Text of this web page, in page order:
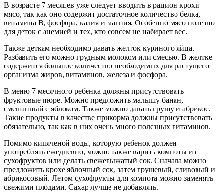
В возрасте 7 месяцев уже следует вводить в рацион крохи
мясо, так как оно содержит достаточное количество белка,
витамина B, фосфора, калия и магния. Особенно мясо полезно
для деток с анемией и тех, кто совсем не набирает вес.
Также деткам необходимо давать желток куриного яйца.
Разбавить его можно грудным молоком или смесью. В желтке
содержится большое количество необходимых для растущего
организма жиров, витаминов, железа и фосфора.
В меню 7 месячного ребенка должны присутствовать
фруктовые пюре. Можно предложить малышу банан,
смешанный с яблоком. Также можно давать грушу и абрикос.
Такие продукты в качестве прикорма должны присутствовать
обязательно, так как в них очень много полезных витаминов.
Помимо кипяченой воды, которую ребенок должен
употреблять ежедневно, можно также варить компоты из
сухофруктов или делать свежевыжатый сок. Сначала можно
предложить крохе яблочный сок, затем грушевый, сливовый и
абрикосовый. Летом сухофрукты для компота можно заменять
свежими плодами. Сахар лучше не добавлять.